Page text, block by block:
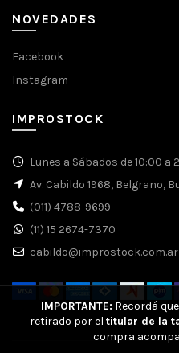
NOVEDADES
Facebook
Instagram
IMPROSTOCK
Lunes a Sábados de 10:00 a
Av. Cabildo 1968, Belgrano,
(011) 4788-9699
(11) 15 2674-7370
cabildo@improstock.com.ar
IMPORTANTE: Recordá
retirado por el titular de la
compra